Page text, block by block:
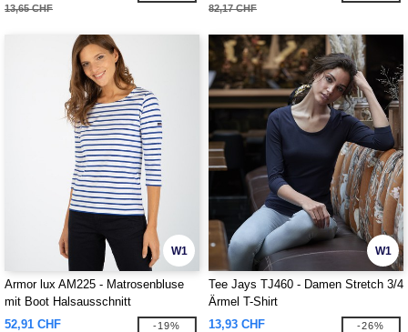
13,65 CHF 82,17 CHF
W1
Armor lux AM225 - Matrosenbluse
mit Boot Halsausschnitt
52,91 CHF
-19%
W1
Tee Jays TJ460 - Damen Stretch 3/4
Ärmel T-Shirt
13,93 CHF
-26%